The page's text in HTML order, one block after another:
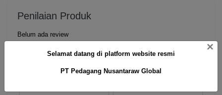
Penilaian Produk
Belum ada review
Produk Terkait
×
Selamat datang di platform website resmi
PT Pedagang Nusantaraw Global